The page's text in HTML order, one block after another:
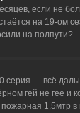
если не
на 19-ом
на полпути?
серия .... всё
гей не гее и
1.5мтр в